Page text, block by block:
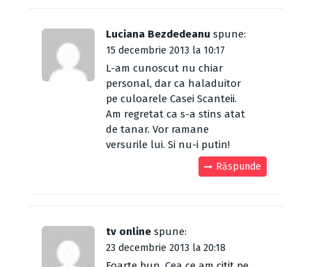
Luciana Bezdedeanu spune:
15 decembrie 2013 la 10:17
L-am cunoscut nu chiar
personal, dar ca haladuitor
pe culoarele Casei Scanteii.
Am regretat ca s-a stins atat
de tanar. Vor ramane
versurile lui. Si nu-i putin!
Răspunde
tv online spune:
23 decembrie 2013 la 20:18